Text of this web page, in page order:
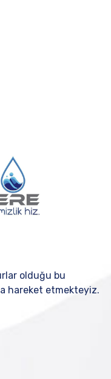
olduğu bu
hareket etmekteyiz.